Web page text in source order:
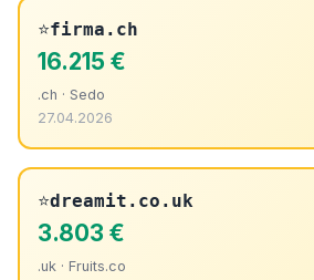
⭐firma.ch
16.215 €
.ch · Sedo
27.04.2026
⭐dreamit.co.uk
3.803 €
.uk · Fruits.co